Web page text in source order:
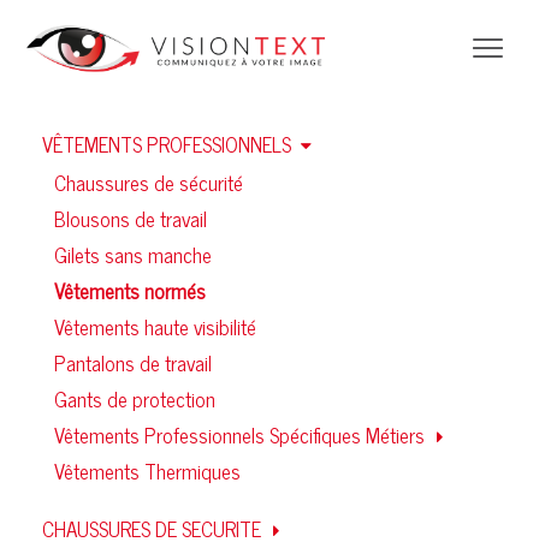
VÊTEMENTS PROFESSIONNELS
Chaussures de sécurité
Blousons de travail
Gilets sans manche
Vêtements normés
Vêtements haute visibilité
Pantalons de travail
Gants de protection
Vêtements Professionnels Spécifiques Métiers
Vêtements Thermiques
CHAUSSURES DE SECURITE